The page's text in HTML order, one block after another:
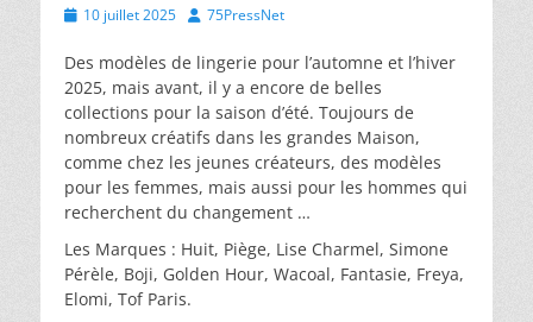
Posted10 juillet 2025 Author
75PressNet
Des modèles de lingerie pour l’automne et l’hiver
2025, mais avant, il y a encore de belles
collections pour la saison d’été. Toujours de
nombreux créatifs dans les grandes Maison,
comme chez les jeunes créateurs, des modèles
pour les femmes, mais aussi pour les hommes qui
recherchent du changement …
Les Marques : Huit, Piège, Lise Charmel, Simone
Pérèle, Boji, Golden Hour, Wacoal, Fantasie, Freya,
Elomi, Tof Paris.